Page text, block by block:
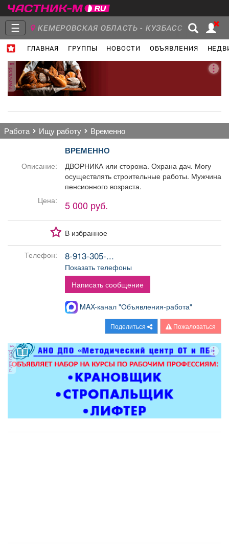
☰ КЕМЕРОВСКАЯ ОБЛАСТЬ - КУЗБАСС
ГЛАВНАЯ ГРУППЫ НОВОСТИ ОБЪЯВЛЕНИЯ
Главная
Группы Новости
Транспорт Компании
Обучение
Поздравления
ТВ программа Я - пенсионер
реклама
работа ищу работу временно
ВРЕМЕННО
Описание:
ДВОРНИКА или сторожа. Охрана дач. Могу
осуществлять строительные работы. Мужчина
пенсионного возраста.
Цена:
5 000 руб.
В избранное
Телефон: 8-913-305-...
Показать телефоны
Написать сообщение
MAX-канал "Объявления-работа"
Поделиться Пожаловаться
реклама